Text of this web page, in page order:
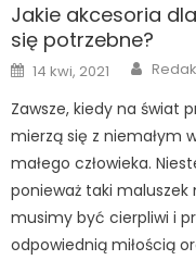
Jakie akcesoria
się potrzebne?
Posted
on
14 kwi, 2021
Zawsze, kiedy na świat
mierzą się z niemałym
małego człowieka.
ponieważ taki
musimy być cierpliwi i
odpowiednią miłością